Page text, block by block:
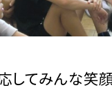
てみんな笑